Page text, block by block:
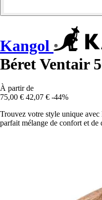
Kangol
Béret Ventair
À partir de
75,00 € 42,07 € -44%
Trouvez votre style unique
parfait mélange de confort et de